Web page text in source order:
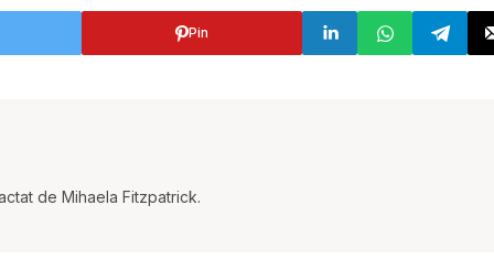
Pin
de Mihaela Fitzpatrick.